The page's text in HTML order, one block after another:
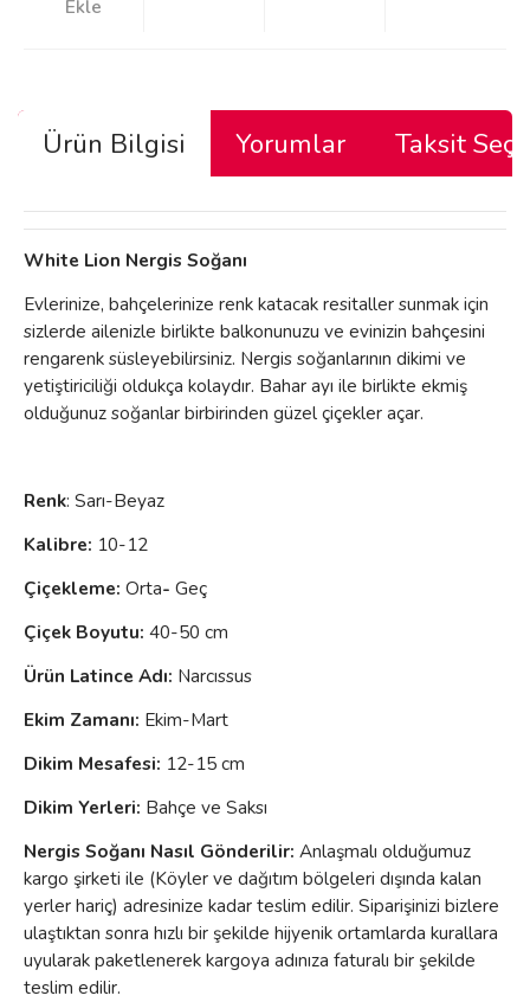
Ürün Bilgisi Yorumlar Taksit
White Lion Nergis Soğanı
Evlerinize, bahçelerinize renk katacak resitaller sunmak için
sizlerde ailenizle birlikte balkonunuzu ve evinizin bahçesini
rengarenk süsleyebilirsiniz. Nergis soğanlarının dikimi ve
yetiştiriciliği oldukça kolaydır. Bahar ayı ile birlikte ekmiş
olduğunuz soğanlar birbirinden güzel çiçekler açar.
Renk: Sarı-Beyaz
Kalibre: 10-12
Çiçekleme: Orta- Geç
Çiçek Boyutu: 40-50 cm
Ürün Latince Adı: Narcıssus
Ekim Zamanı: Ekim-Mart
Dikim Mesafesi: 12-15 cm
Dikim Yerleri: Bahçe ve Saksı
Nergis Soğanı Nasıl Gönderilir: Anlaşmalı olduğumuz
kargo şirketi ile (Köyler ve dağıtım bölgeleri dışında kalan
yerler hariç) adresinize kadar teslim edilir. Siparişinizi bizlere
ulaştıktan sonra hızlı bir şekilde hijyenik ortamlarda kurallara
uyularak paketlenerek kargoya adınıza faturalı bir şekilde
teslim edilir.